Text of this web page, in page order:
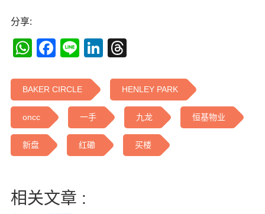
分享:
WhatsApp
Facebook
LineLinkedIn
BAKER CIRCLE HENLEY PARK
oncc 一手 九龙 恒基物业
新盘 红磡 买楼
相关文章 :